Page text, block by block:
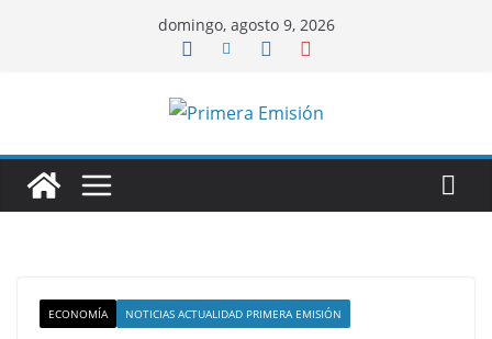
domingo, agosto 9, 2026
ECONOMÍA NOTICIAS ACTUALIDAD PRIMERA EMISIÓN